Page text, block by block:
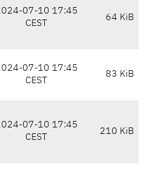
07-10 17:45
CEST
64 KiB
07-10 17:45
CEST
83 KiB
07-10 17:45
CEST
210 KiB